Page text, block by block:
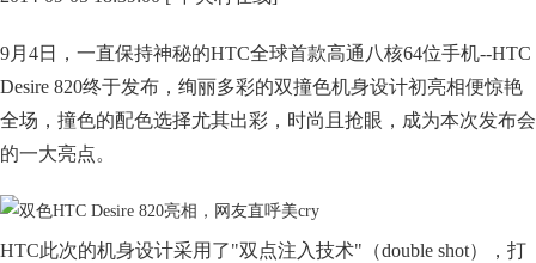
9月4日，一直保持神秘的HTC全球首款高通八核64位手机--HTC
Desire 820终于发布，绚丽多彩的双撞色机身设计初亮相便惊艳
全场，撞色的配色选择尤其出彩，时尚且抢眼，成为本次发布会
的一大亮点。
HTC此次的机身设计采用了"双点注入技术"（double shot），打